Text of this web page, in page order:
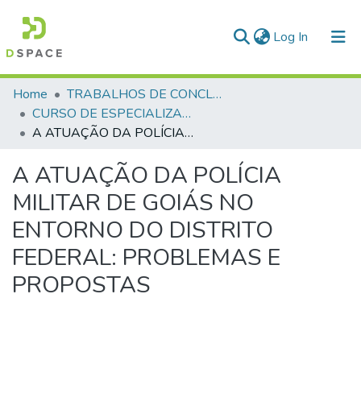
Log In (current)
Communities & Collections
All of DSpace
Home
TRABALHOS DE CONCLUSÃO DE CURSO - CEGESP (CURSO DE ESPECIALIZAÇÃO EM GERENCIAMENTO EM SEGURANÇA PÚBLICA)
CURSO DE ESPECIALIZAÇÃO EM GERENCIAMENTO EM SEGURANÇA PÚBLICA - CEGESP - 2011
A ATUAÇÃO DA POLÍCIA MILITAR DE GOIÁS NO ENTORNO DO DISTRITO FEDERAL: PROBLEMAS E PROPOSTAS
A ATUAÇÃO DA POLÍCIA
MILITAR DE GOIÁS NO
ENTORNO DO DISTRITO
FEDERAL: PROBLEMAS E
PROPOSTAS